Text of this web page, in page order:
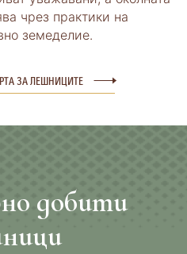
чрез практики на
земеделие.
ЗА ЛЕШНИЦИТЕ
добити